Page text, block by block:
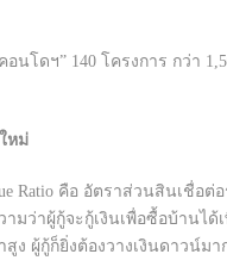
นโดฯ” 140 โครงการ กว่า
หม่
Ratio คือ อัตราส่วนสินเชื่
มว่าผู้กู้จะกู้เงินเพื่อซื้อบ้านไ
ง ผู้กู้ก็ยิ่งต้องวางเงินดาวน์ม